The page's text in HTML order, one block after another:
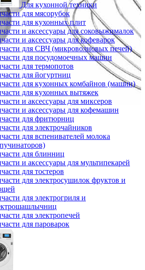
Для кухонной техники
для мясорубок
для кухонных плит
и аксессуары для соковыжималок
и аксессуары для кофеварок
для СВЧ (микроволновых печей)
для посудомоечных машин
для термопотов
для йогуртниц
для кухонных комбайнов (машин)
для кухонных вытяжек
и аксессуары для миксеров
и аксессуары для кофемашин
для фритюрниц
для электрочайников
для вспенивателей молока
для блинниц
и аксессуары для мультипекарей
для тостеров
для электросушилок фруктов и
для электрогриля и
для электропечей
для пароварок